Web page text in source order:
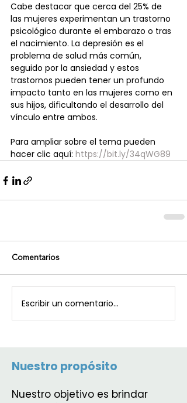
Cabe destacar que cerca del 25% de
las mujeres experimentan un trastorno
psicológico durante el embarazo o tras
el nacimiento. La depresión es el
problema de salud más común,
seguido por la ansiedad y estos
trastornos pueden tener un profundo
impacto tanto en las mujeres como en
sus hijos, dificultando el desarrollo del
vínculo entre ambos.
Para ampliar sobre el tema pueden
hacer clic aquí: https://bit.ly/34qWG89
Comentarios
Escribir un comentario...
Nuestro propósito
Nuestro objetivo es brindar